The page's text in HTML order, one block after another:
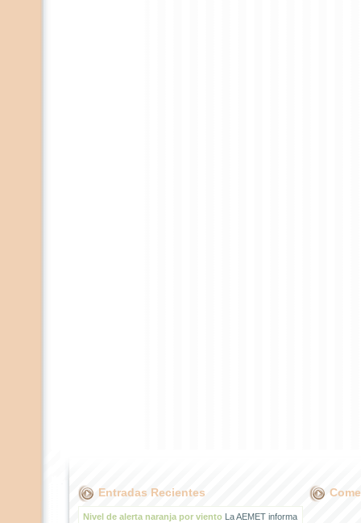
Entradas Recientes
Nivel de alerta naranja por vientoLa AEMET informa